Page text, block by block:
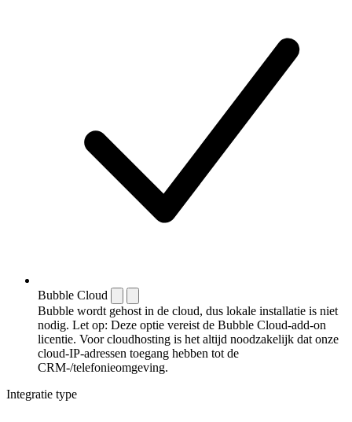
Bubble Cloud
Bubble wordt gehost in de cloud, dus lokale installatie is niet
nodig. Let op: Deze optie vereist de Bubble Cloud-add-on
licentie. Voor cloudhosting is het altijd noodzakelijk dat onze
cloud-IP-adressen toegang hebben tot de
CRM-/telefonieomgeving.
Integratie type